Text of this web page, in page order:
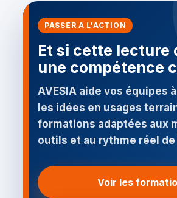
PASSER A L'ACTION
Et si cette lecture
une compétence
AVESIA aide vos équipes
les idées en usages
formations adaptées aux
outils et au rythme réel
Voir les